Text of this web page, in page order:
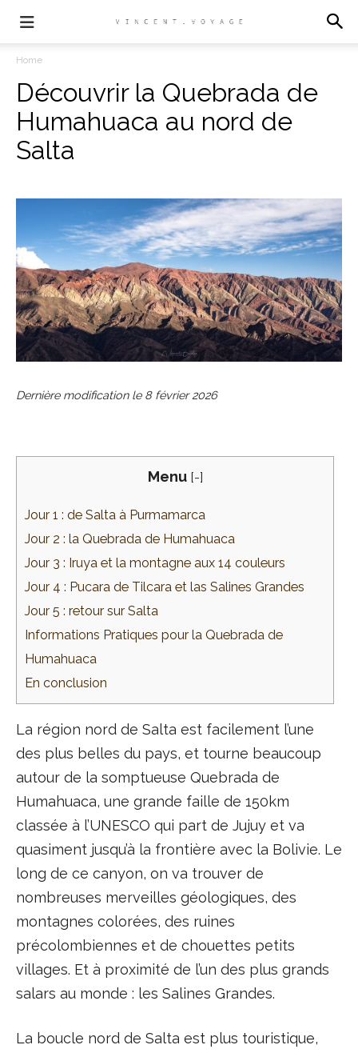
Home
Découvrir la Quebrada de
Humahuaca au nord de
Salta
Dernière modification le 8 février 2026
Menu [-]
Jour 1 : de Salta à Purmamarca
Jour 2 : la Quebrada de Humahuaca
Jour 3 : Iruya et la montagne aux 14 couleurs
Jour 4 : Pucara de Tilcara et las Salines Grandes
Jour 5 : retour sur Salta
Informations Pratiques pour la Quebrada de
Humahuaca
En conclusion
La région nord de Salta est facilement l’une
des plus belles du pays, et tourne beaucoup
autour de la somptueuse Quebrada de
Humahuaca, une grande faille de 150km
classée à l’UNESCO qui part de Jujuy et va
quasiment jusqu’à la frontière avec la Bolivie. Le
long de ce canyon, on va trouver de
nombreuses merveilles géologiques, des
montagnes colorées, des ruines
précolombiennes et de chouettes petits
villages. Et à proximité de l’un des plus grands
salars au monde : les Salines Grandes.
La boucle nord de Salta est plus touristique,